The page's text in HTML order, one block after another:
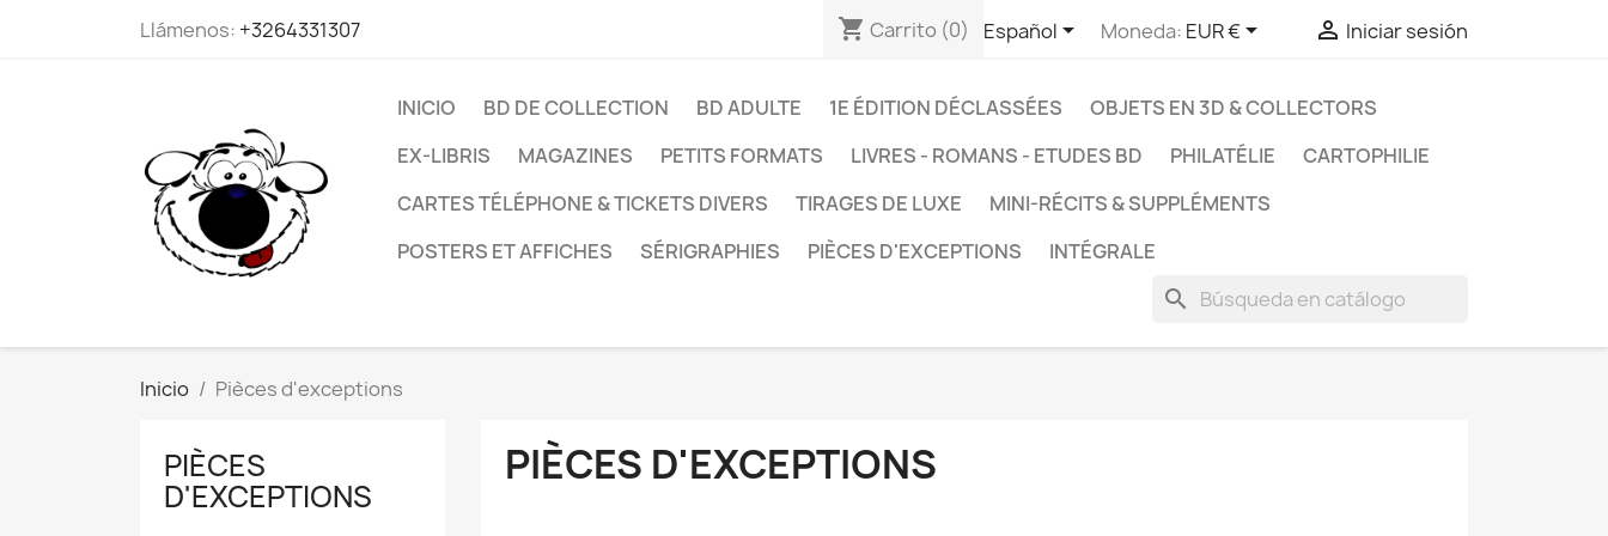
Llámenos: +3264331307 shopping_cart Carrito (0) Español Moneda: EUR €  Iniciar sesión
INICIO BD DE COLLECTION BD ADULTE 1E ÉDITION DÉCLASSÉES
OBJETS EN 3D & COLLECTORS
EX-LIBRIS
MAGAZINES PETITS FORMATS LIVRES - ROMANS - ETUDES BD PHILATÉLIE
CARTOPHILIE
CARTES TÉLÉPHONE & TICKETS DIVERS
TIRAGES DE LUXE
MINI-RÉCITS & SUPPLÉMENTS
POSTERS ET AFFICHES
SÉRIGRAPHIES PIÈCES D'EXCEPTIONS INTÉGRALE
search
Inicio Pièces d'exceptions
PIÈCES
D'EXCEPTIONS
PIÈCES D'EXCEPTIONS